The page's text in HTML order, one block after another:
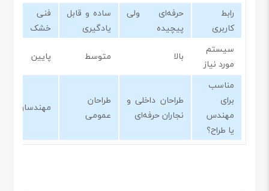
رابط
کاربری
حرفه‌ای ولی
پیچیده
ساده و قابل
یادگیری
فنی و
خشک
سیستم
مورد نیاز
بالا متوسط
پایین
مناسب
برای
مهندس
یا طراح؟
طراحان داخلی و
نجاران حرفه‌ای
طراحان
عمومی
مهندسان